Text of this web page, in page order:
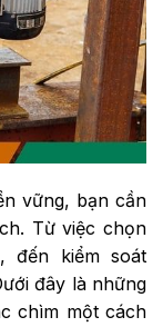
vững, bạn cần
Từ việc chọn
đến kiểm soát
đây là những
chìm một cách